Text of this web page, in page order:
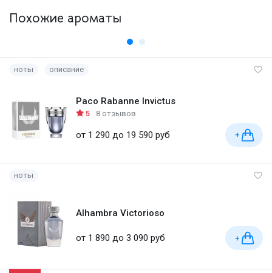
Похожие ароматы
ноты описание
Paco Rabanne Invictus
5 8 отзывов
от 1 290 до 19 590 руб +
ноты
Alhambra Victorioso
от 1 890 до 3 090 руб +